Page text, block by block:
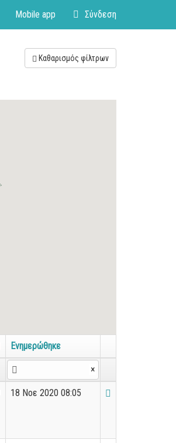
Mobile app Σύνδεση
Καθαρισμός φίλτρων
Ενημερώθηκε
×
18 Νοε 2020 08:05